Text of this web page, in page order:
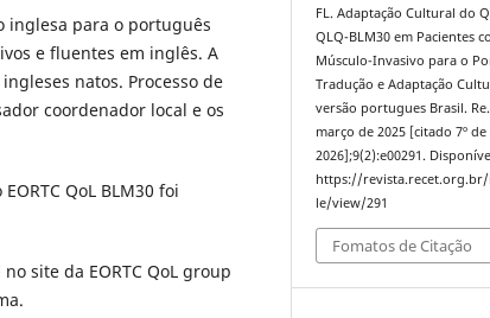
inglesa para o português
e fluentes em inglês. A
natos. Processo de
coordenador local e os
QoL BLM30 foi
site da EORTC QoL group
FL. Adaptação Cultural do
QLQ-BLM30 em Pacientes
Músculo-Invasivo para o
Tradução e Adaptação
versão portugues Brasil.
março de 2025 [citado 7º
2026];9(2):e00291.
https://
le/view/291
Fomatos de Citação